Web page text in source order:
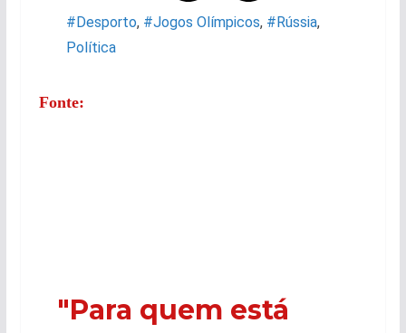
#Desporto, #Jogos Olímpicos, #Rússia,
Política
Fonte:
"Para quem está